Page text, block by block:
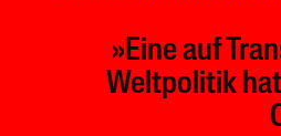
»Eine auf
Weltpolitik